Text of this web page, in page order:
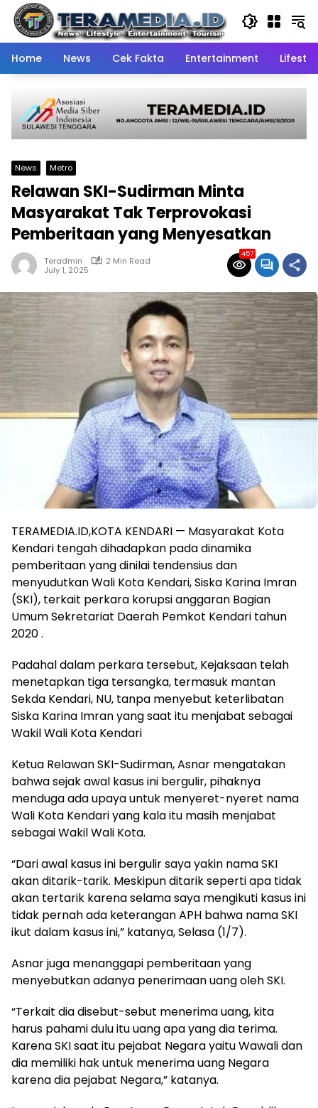
Skip
content
Home
News Cek Fakta Entertainment
News Metro
Relawan SKI-Sudirman Minta
Masyarakat Tak Terprovokasi
Pemberitaan yang Menyesatkan
Teradmin
2 Min Read
July 1, 2025
457
TERAMEDIA.ID,KOTA KENDARI — Masyarakat Kota
Kendari tengah dihadapkan pada dinamika
pemberitaan yang dinilai tendensius dan
menyudutkan Wali Kota Kendari, Siska Karina Imran
(SKI), terkait perkara korupsi anggaran Bagian
Umum Sekretariat Daerah Pemkot Kendari tahun
2020 .
Padahal dalam perkara tersebut, Kejaksaan telah
menetapkan tiga tersangka, termasuk mantan
Sekda Kendari, NU, tanpa menyebut keterlibatan
Siska Karina Imran yang saat itu menjabat sebagai
Wakil Wali Kota Kendari
Ketua Relawan SKI-Sudirman, Asnar mengatakan
bahwa sejak awal kasus ini bergulir, pihaknya
menduga ada upaya untuk menyeret-nyeret nama
Wali Kota Kendari yang kala itu masih menjabat
sebagai Wakil Wali Kota.
“Dari awal kasus ini bergulir saya yakin nama SKI
akan ditarik-tarik. Meskipun ditarik seperti apa tidak
akan tertarik karena selama saya mengikuti kasus ini
tidak pernah ada keterangan APH bahwa nama SKI
ikut dalam kasus ini,” katanya, Selasa (1/7).
Asnar juga menanggapi pemberitaan yang
menyebutkan adanya penerimaan uang oleh SKI.
“Terkait dia disebut-sebut menerima uang, kita
harus pahami dulu itu uang apa yang dia terima.
Karena SKI saat itu pejabat Negara yaitu Wawali dan
dia memiliki hak untuk menerima uang Negara
karena dia pejabat Negara,” katanya.